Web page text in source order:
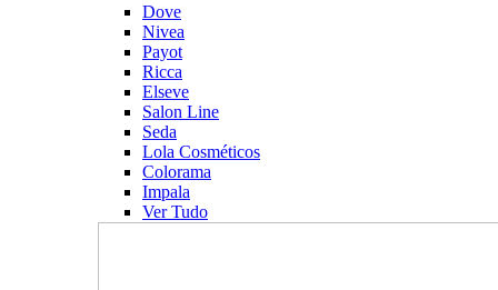
Dove
Nivea
Payot
Ricca
Elseve
Salon Line
Seda
Lola Cosméticos
Colorama
Impala
Ver Tudo